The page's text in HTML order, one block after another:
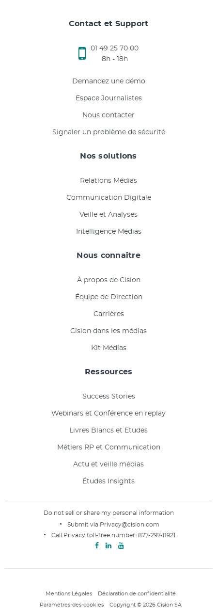
Contact et Support
01 49 25 70 00
8h - 18h
Demandez une démo
Espace Journalistes
Nous contacter
Signaler un problème de sécurité
Nos solutions
Relations Médias
Communication Digitale
Veille et Analyses
Intelligence Médias
Nous connaître
À propos de Cision
Équipe de Direction
Carrières
Cision dans les médias
Kit Médias
Ressources
Success Stories
Webinars et Conférence en replay
Livres Blancs et Etudes
Métiers RP et Communication
Actu et veille médias
Études Insights
Do not sell or share my personal information
Submit via Privacy@cision.com
Call Privacy toll-free number: 877-297-8921
Mentions Légales Déclaration de confidentialité
Parametres-des-cookies Copyright © 2026 Cision SA